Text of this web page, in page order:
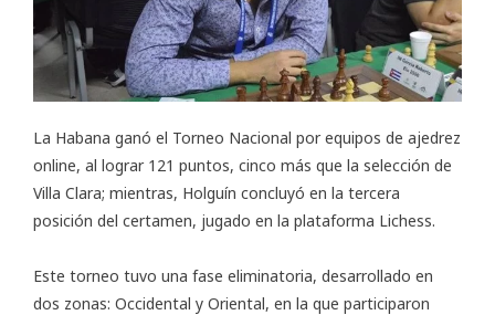
La Habana ganó el Torneo Nacional por equipos de ajedrez
online, al lograr 121 puntos, cinco más que la selección de
Villa Clara; mientras, Holguín concluyó en la tercera
posición del certamen, jugado en la plataforma Lichess.
Este torneo tuvo una fase eliminatoria, desarrollado en
dos zonas: Occidental y Oriental, en la que participaron